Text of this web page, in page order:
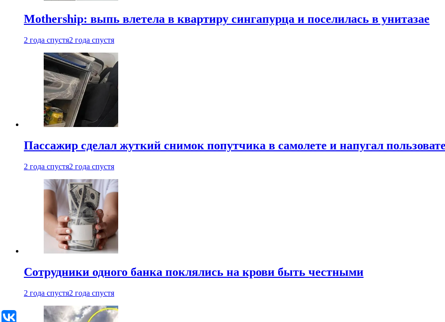
Mothership: выпь влетела в квартиру сингапурца и поселилась в унитазае
2 года спустя2 года спустя
Пассажир сделал жуткий снимок попутчика в самолете и напугал
2 года спустя2 года спустя
Сотрудники одного банка поклялись на крови быть честными
2 года спустя2 года спустя